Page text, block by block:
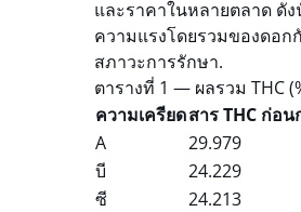
และราคาในหลายตลาด ดั
ความแรงโดยรวมของดอก
สภาวะการรักษา.
ตารางที่ 1 — ผลรวม THC
ความเครียดสาร THC ก่อ
A
29.979
บี
24.229
ซี
24.213